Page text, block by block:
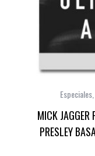
Especiales
MICK JAGGER
PRESLEY